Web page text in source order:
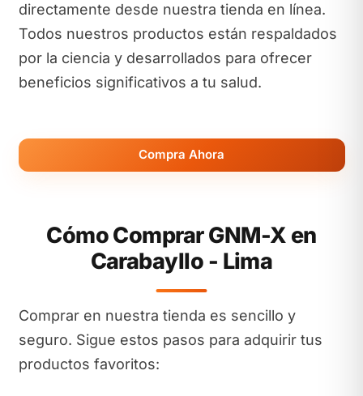
directamente desde nuestra tienda en línea.
Todos nuestros productos están respaldados
por la ciencia y desarrollados para ofrecer
beneficios significativos a tu salud.
Compra Ahora
Cómo Comprar GNM-X en
Carabayllo - Lima
Comprar en nuestra tienda es sencillo y
seguro. Sigue estos pasos para adquirir tus
productos favoritos: